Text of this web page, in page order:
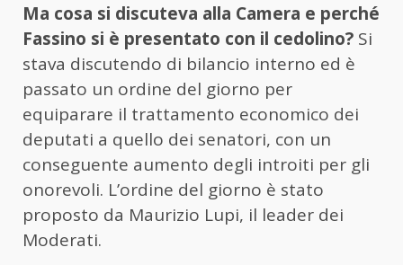
Ma cosa si discuteva alla Camera e perché
Fassino si è presentato con il cedolino? Si
stava discutendo di bilancio interno ed è
passato un ordine del giorno per
equiparare il trattamento economico dei
deputati a quello dei senatori, con un
conseguente aumento degli introiti per gli
onorevoli. L’ordine del giorno è stato
proposto da Maurizio Lupi, il leader dei
Moderati.